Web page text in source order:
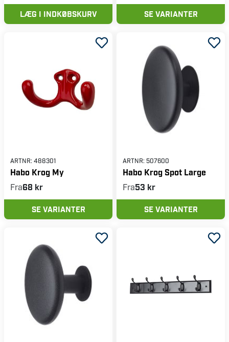
LÆG I INDKØBSKURV SE VARIANTER
ARTNR: 488301
Habo Krog My
Fra68 kr
SE VARIANTER
ARTNR: 507600
Habo Krog Spot Large
Fra53 kr
SE VARIANTER